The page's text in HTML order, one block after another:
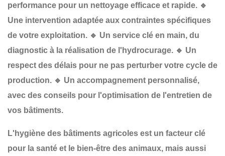
performance pour un nettoyage efficace et rapide. 🔹
Une intervention adaptée aux contraintes spécifiques
de votre exploitation. 🔹 Un service clé en main, du
diagnostic à la réalisation de l'hydrocurage. 🔹 Un
respect des délais pour ne pas perturber votre cycle de
production. 🔹 Un accompagnement personnalisé,
avec des conseils pour l'optimisation de l'entretien de
vos bâtiments.
L' hygiène des bâtiments agricoles est un facteur clé
pour la santé et le bien-être des animaux, mais aussi